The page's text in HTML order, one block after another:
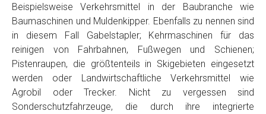
Beispielsweise Verkehrsmittel in der Baubranche wie
Baumaschinen und Muldenkipper. Ebenfalls zu nennen sind
in diesem Fall Gabelstapler; Kehrmaschinen für das
reinigen von Fahrbahnen, Fußwegen und Schienen;
Pistenraupen, die größtenteils in Skigebieten eingesetzt
werden oder Landwirtschaftliche Verkehrsmittel wie
Agrobil oder Trecker. Nicht zu vergessen sind
Sonderschutzfahrzeuge, die durch ihre integrierte